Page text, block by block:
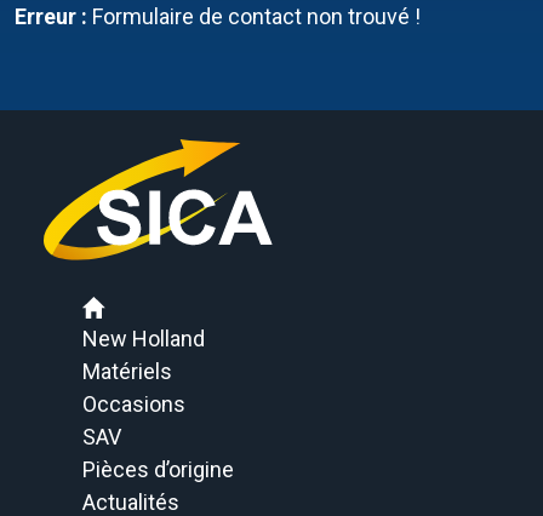
Erreur : Formulaire de contact non trouvé !
New Holland
Matériels
Occasions
SAV
Pièces d’origine
Actualités